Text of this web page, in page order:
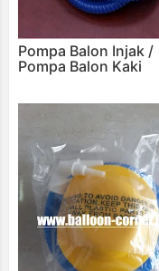
Pompa Balon Injak /
Pompa Balon Kaki